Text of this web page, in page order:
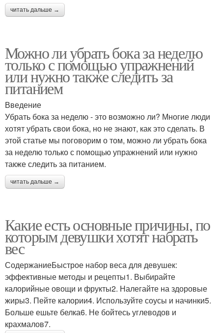
читать дальше →
Можно ли убрать бока за неделю
только с помощью упражнений
или нужно также следить за
питанием
Введение
Убрать бока за неделю - это возможно ли? Многие люди
хотят убрать свои бока, но не знают, как это сделать. В
этой статье мы поговорим о том, можно ли убрать бока
за неделю только с помощью упражнений или нужно
также следить за питанием.
читать дальше →
Какие есть основные причины, по
которым девушки хотят набрать
вес
СодержаниеБыстрое набор веса для девушек:
эффективные методы и рецепты1. Выбирайте
калорийные овощи и фрукты2. Налегайте на здоровые
жиры3. Пейте калории4. Используйте соусы и начинки5.
Больше ешьте белка6. Не бойтесь углеводов и
крахмалов7.